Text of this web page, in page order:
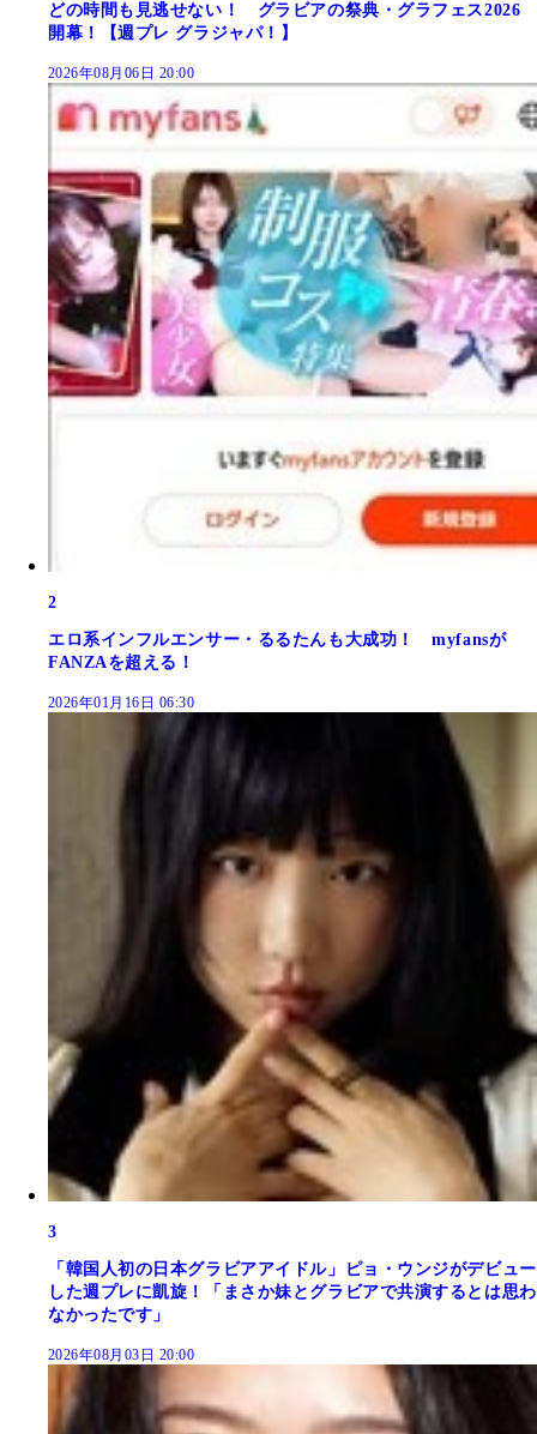
どの時間も見逃せない！ グラビアの祭典・グラフェス2026
開幕！【週プレ グラジャパ！】
2026年08月06日 20:00
2
エロ系インフルエンサー・るるたんも大成功！ myfansが
FANZAを超える！
2026年01月16日 06:30
3
「韓国人初の日本グラビアアイドル」ピョ・ウンジがデビュー
した週プレに凱旋！「まさか妹とグラビアで共演するとは思わ
なかったです」
2026年08月03日 20:00